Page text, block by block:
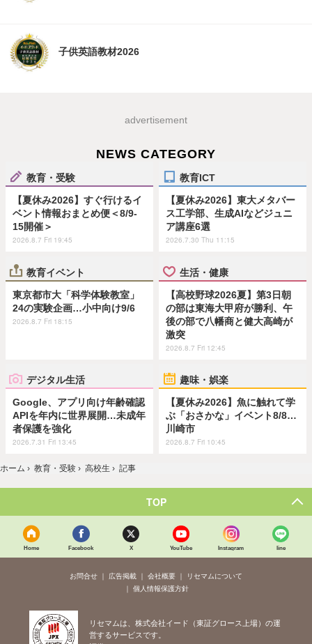
子供英語教材2026
advertisement
NEWS CATEGORY
教育・受験
【夏休み2026】すぐ行けるイ
ベント情報おまとめ便＜8/9-
15開催＞
2026.8.7 Fri 19:45
教育ICT
【夏休み2026】東大メタバー
ス工学部、生成AIなどジュニ
ア講座6選
2026.7.30 Thu 11:15
教育イベント
東京都市大「科学体験教室」
24の実験企画…小中向け9/6
2026.8.7 Fri 18:15
生活・健康
【高校野球2026夏】第3日朝
の部は東海大甲府が勝利、午
後の部で八幡商と健大高崎が
激突
2026.8.7 Fri 12:45
デジタル生活
Google、アプリ向け年齢確認
APIを年内に世界展開…未成年
者保護を強化
2026.7.31 Fri 13:45
趣味・娯楽
【夏休み2026】魚に触れて学
ぶ「おさかな」イベント8/8…
川崎市
2026.8.7 Fri 10:45
ホーム › 教育・受験 › 高校生 › 記事
TOP
Home Facebook X YouTube Instagram line
お問合せ 広告掲載 会社概要
リセマムについて
個人情報保護方針
リセマムは、株式会社イード（東証グロース上場）の運
営するサービスです。